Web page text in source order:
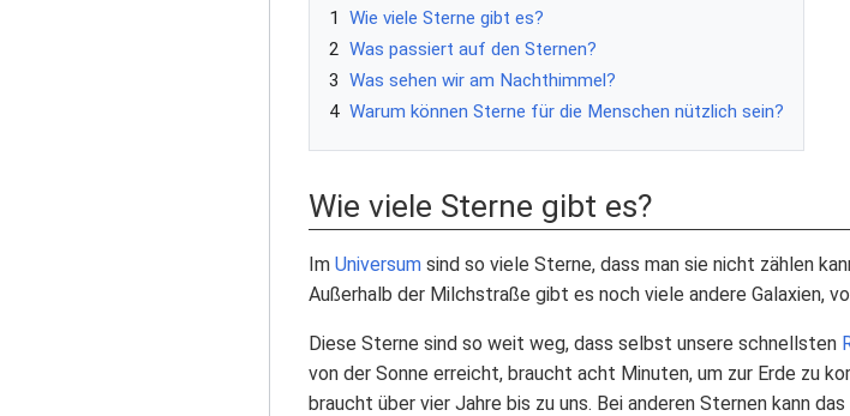
1
Wie viele Sterne gibt es?
2 Was passiert auf den Sternen?
3 Was sehen wir am Nachthimmel?
4 Warum können Sterne für die Menschen nützlich sein?
Wie viele Sterne gibt es?
Im Universum sind so viele Sterne, dass man sie nicht zählen
Außerhalb der Milchstraße gibt es noch viele andere Galaxien,
Diese Sterne sind so weit weg, dass selbst unsere schnellsten
von der Sonne erreicht, braucht acht Minuten, um zur Erde zu
braucht über vier Jahre bis zu uns. Bei anderen Sternen kann